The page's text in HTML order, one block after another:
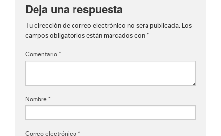
Deja una respuesta
Tu dirección de correo electrónico no será publicada. Los
campos obligatorios están marcados con *
Comentario *
Nombre *
Correo electrónico *